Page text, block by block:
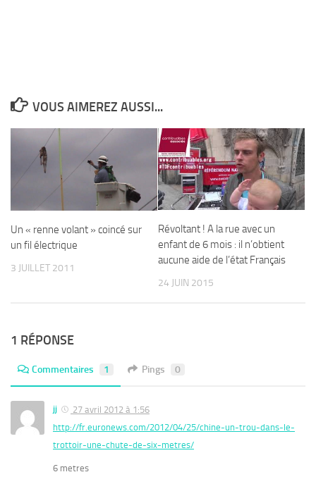
VOUS AIMEREZ AUSSI...
Un « renne volant » coincé sur
un fil électrique
3 JUILLET 2011
Révoltant ! A la rue avec un
enfant de 6 mois : il n’obtient
aucune aide de l’état Français
24 JUIN 2015
1 RÉPONSE
Commentaires 1 Pings 0
jj
27 avril 2012 à 1:56
http://fr.euronews.com/2012/04/25/chine-un-trou-dans-le-
trottoir-une-chute-de-six-metres/
6 metres